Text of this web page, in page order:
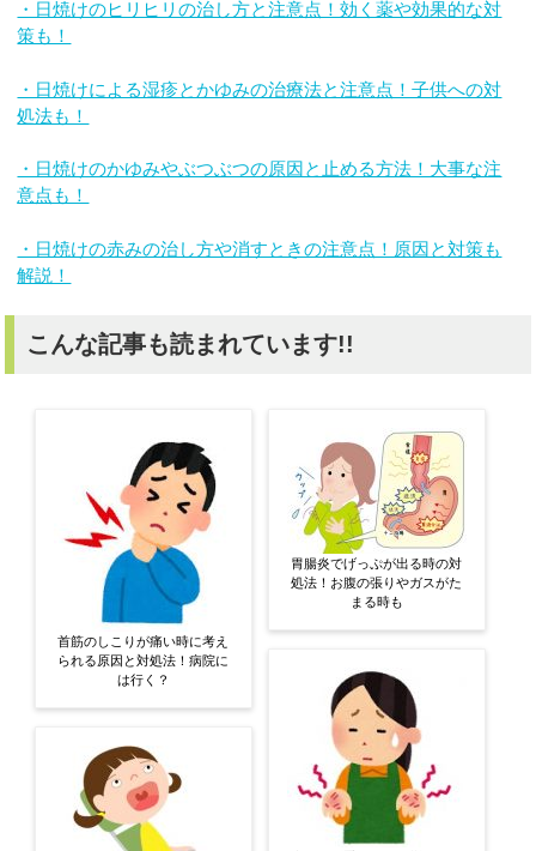
・日焼けのヒリヒリの治し方と注意点！効く薬や効果的な対
策も！
・日焼けによる湿疹とかゆみの治療法と注意点！子供への対
処法も！
・日焼けのかゆみやぶつぶつの原因と止める方法！大事な注
意点も！
・日焼けの赤みの治し方や消すときの注意点！原因と対策も
解説！
こんな記事も読まれています!!
首筋のしこりが痛い時に考え
られる原因と対処法！病院に
は行く？
胃腸炎でげっぷが出る時の対
処法！お腹の張りやガスがた
まる時も